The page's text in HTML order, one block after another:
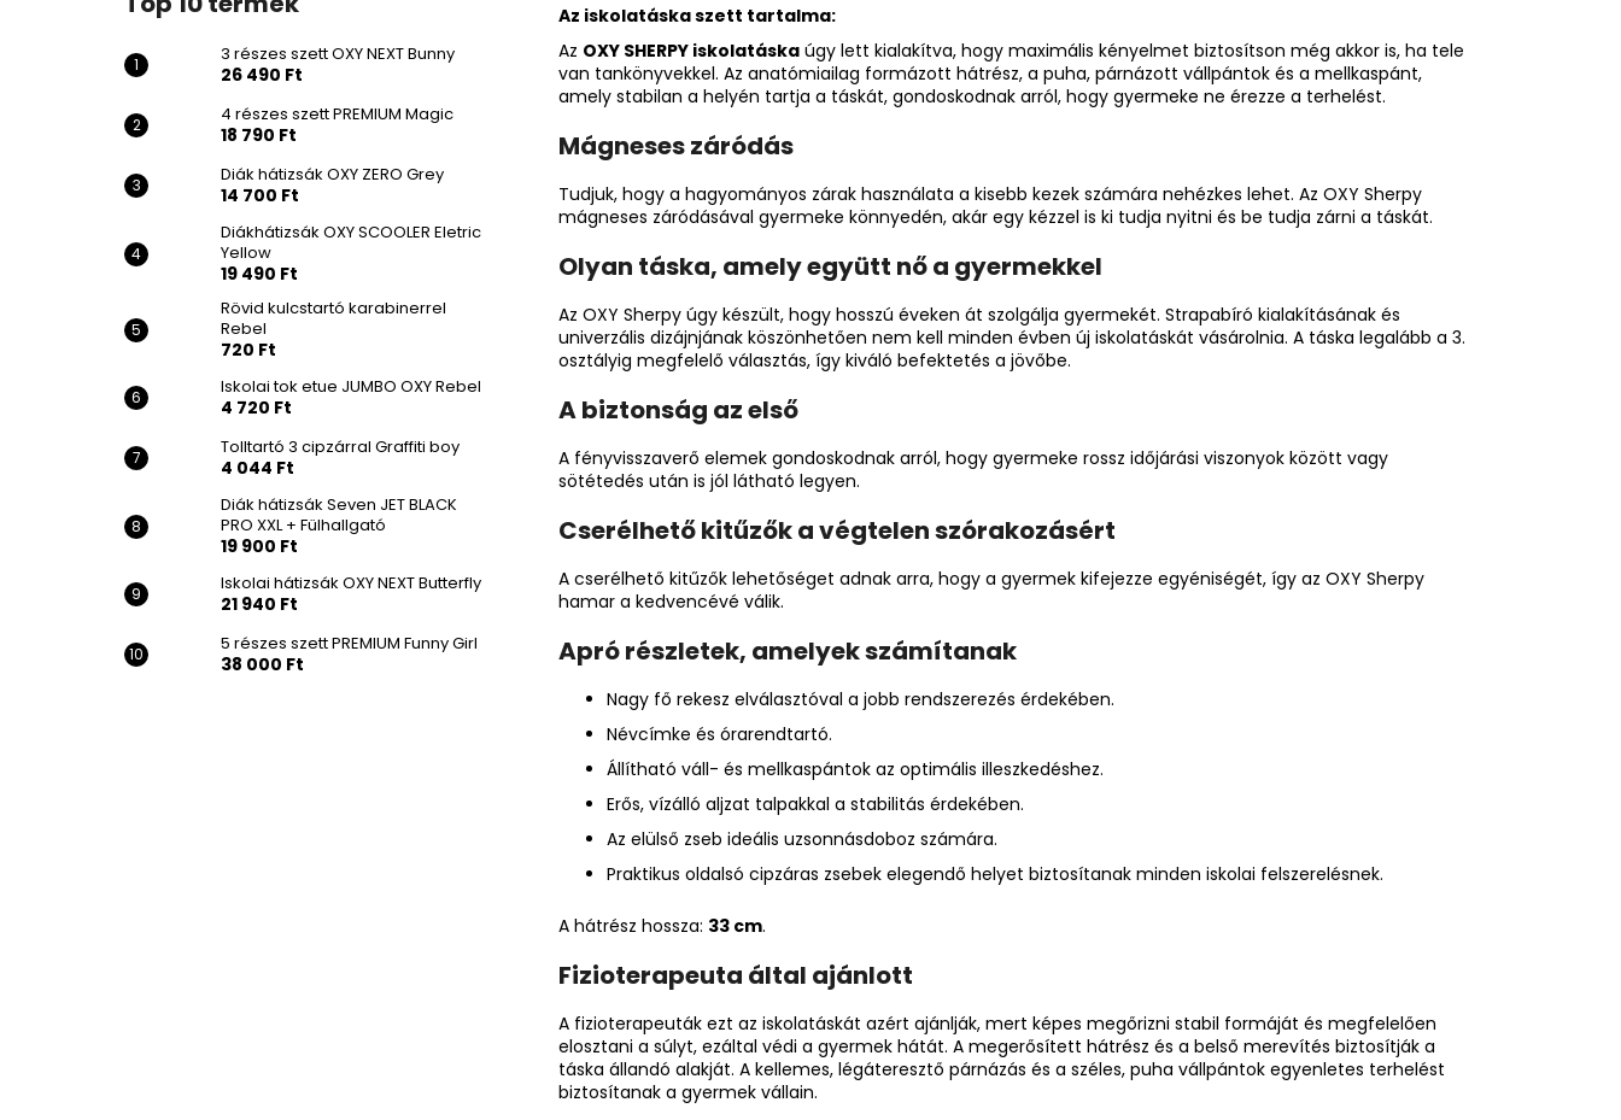
3 részes szett OXY NEXT Bunny
26 490 Ft
4 részes szett PREMIUM Magic
18 790 Ft
Diák hátizsák OXY ZERO Grey
14 700 Ft
Diákhátizsák OXY SCOOLER Eletric
Yellow
19 490 Ft
Rövid kulcstartó karabinerrel
Rebel
720 Ft
Iskolai tok etue JUMBO OXY Rebel
4 720 Ft
Tolltartó 3 cipzárral Graffiti boy
4 044 Ft
Diák hátizsák Seven JET BLACK
PRO XXL + Fülhallgató
19 900 Ft
Iskolai hátizsák OXY NEXT Butterfly
21 940 Ft
5 részes szett PREMIUM Funny Girl
38 000 Ft
Az iskolatáska szett tartalma:
Az OXY SHERPY iskolatáska úgy lett kialakítva, hogy maximális kényelmet biztosítson még akkor is, ha tele
van tankönyvekkel. Az anatómiailag formázott hátrész, a puha, párnázott vállpántok és a mellkaspánt,
amely stabilan a helyén tartja a táskát, gondoskodnak arról, hogy gyermeke ne érezze a terhelést.
Mágneses záródás
Tudjuk, hogy a hagyományos zárak használata a kisebb kezek számára nehézkes lehet. Az OXY Sherpy
mágneses záródásával gyermeke könnyedén, akár egy kézzel is ki tudja nyitni és be tudja zárni a táskát.
Olyan táska, amely együtt nő a gyermekkel
Az OXY Sherpy úgy készült, hogy hosszú éveken át szolgálja gyermekét. Strapabíró kialakításának és
univerzális dizájnjának köszönhetően nem kell minden évben új iskolatáskát vásárolnia. A táska legalább a 3.
osztályig megfelelő választás, így kiváló befektetés a jövőbe.
A biztonság az első
A fényvisszaverő elemek gondoskodnak arról, hogy gyermeke rossz időjárási viszonyok között vagy
sötétedés után is jól látható legyen.
Cserélhető kitűzők a végtelen szórakozásért
A cserélhető kitűzők lehetőséget adnak arra, hogy a gyermek kifejezze egyéniségét, így az OXY Sherpy
hamar a kedvencévé válik.
Apró részletek, amelyek számítanak
Nagy fő rekesz elválasztóval a jobb rendszerezés érdekében.
Névcímke és órarendtartó.
Állítható váll- és mellkaspántok az optimális illeszkedéshez.
Erős, vízálló aljzat talpakkal a stabilitás érdekében.
Az elülső zseb ideális uzsonnásdoboz számára.
Praktikus oldalsó cipzáras zsebek elegendő helyet biztosítanak minden iskolai felszerelésnek.
A hátrész hossza: 33 cm.
Fizioterapeuta által ajánlott
A fizioterapeuták ezt az iskolatáskát azért ajánlják, mert képes megőrizni stabil formáját és megfelelően
elosztani a súlyt, ezáltal védi a gyermek hátát. A megerősített hátrész és a belső merevítés biztosítják a
táska állandó alakját. A kellemes, légáteresztő párnázás és a széles, puha vállpántok egyenletes terhelést
biztosítanak a gyermek vállain.